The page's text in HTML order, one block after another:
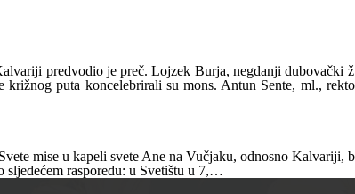
predvodio je preč. Lojzek Burja, negdanji
križnog puta koncelebrirali su mons. Antun Sente, ml.,
mise u kapeli svete Ane na Vučjaku, odnosno
sljedećem rasporedu: u Svetištu u 7,…